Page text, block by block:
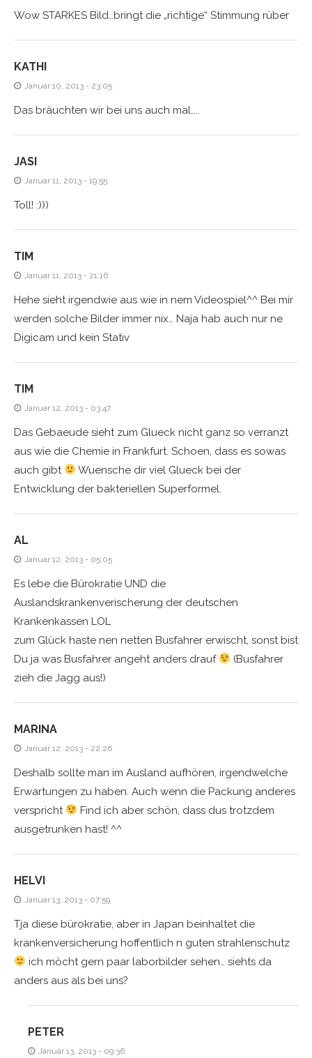
Wow STARKES Bild…bringt die „richtige“ Stimmung rüber
KATHI
Januar 10, 2013 - 23:05
Das bräuchten wir bei uns auch mal…..
JASI
Januar 11, 2013 - 19:55
Toll! :)))
TIM
Januar 11, 2013 - 21:16
Hehe sieht irgendwie aus wie in nem Videospiel^^ Bei mir
werden solche Bilder immer nix… Naja hab auch nur ne
Digicam und kein Stativ
TIM
Januar 12, 2013 - 03:47
Das Gebaeude sieht zum Glueck nicht ganz so verranzt
aus wie die Chemie in Frankfurt. Schoen, dass es sowas
auch gibt
Wuensche dir viel Glueck bei der
Entwicklung der bakteriellen Superformel.
AL
Januar 12, 2013 - 05:05
Es lebe die Bürokratie UND die
Auslandskrankenverischerung der deutschen
Krankenkassen LOL
zum Glück haste nen netten Busfahrer erwischt, sonst bist
Du ja was Busfahrer angeht anders drauf
(Busfahrer
zieh die Jagg aus!)
MARINA
Januar 12, 2013 - 22:26
Deshalb sollte man im Ausland aufhören, irgendwelche
Erwartungen zu haben. Auch wenn die Packung anderes
verspricht
Find ich aber schön, dass dus trotzdem
ausgetrunken hast! ^^
HELVI
Januar 13, 2013 - 07:59
Tja diese bürokratie, aber in Japan beinhaltet die
krankenversicherung hoffentlich n guten strahlenschutz
ich möcht gern paar laborbilder sehen… siehts da
anders aus als bei uns?
PETER
Januar 13, 2013 - 09:36